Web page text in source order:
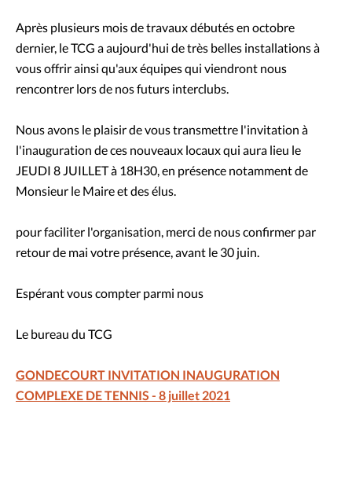
Après plusieurs mois de travaux débutés en octobre
dernier, le TCG a aujourd'hui de très belles installations à
vous offrir ainsi qu'aux équipes qui viendront nous
rencontrer lors de nos futurs interclubs.
Nous avons le plaisir de vous transmettre l'invitation à
l'inauguration de ces nouveaux locaux qui aura lieu le
JEUDI 8 JUILLET à 18H30, en présence notamment de
Monsieur le Maire et des élus.
pour faciliter l'organisation, merci de nous confirmer par
retour de mai votre présence, avant le 30 juin.
Espérant vous compter parmi nous
Le bureau du TCG
GONDECOURT INVITATION INAUGURATION
COMPLEXE DE TENNIS - 8 juillet 2021